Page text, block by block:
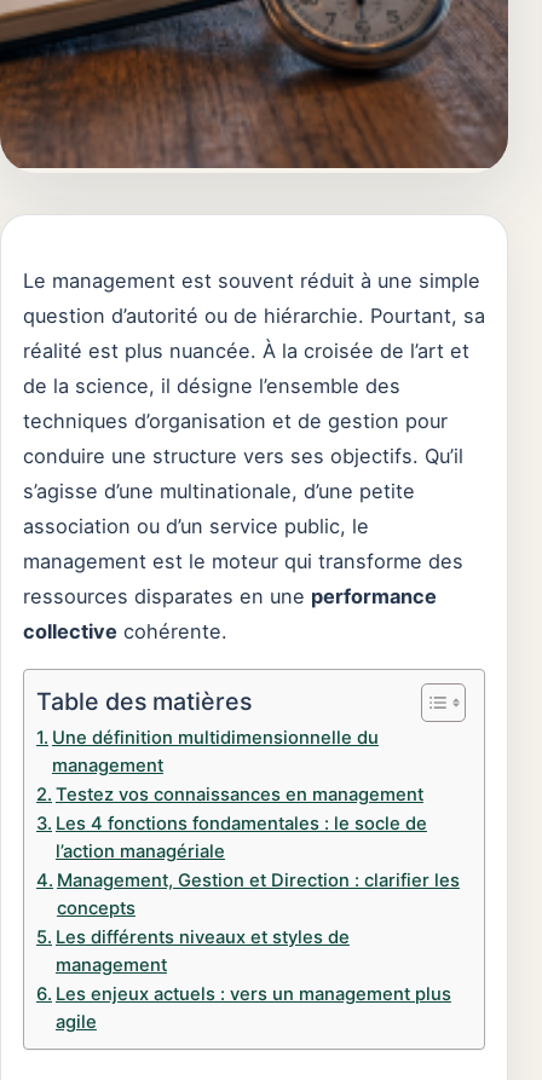
Le management est souvent réduit à une simple
question d’autorité ou de hiérarchie. Pourtant, sa
réalité est plus nuancée. À la croisée de l’art et
de la science, il désigne l’ensemble des
techniques d’organisation et de gestion pour
conduire une structure vers ses objectifs. Qu’il
s’agisse d’une multinationale, d’une petite
association ou d’un service public, le
management est le moteur qui transforme des
ressources disparates en une performance
collective cohérente.
Table des matières
Une définition multidimensionnelle du
management
Testez vos connaissances en management
Les 4 fonctions fondamentales : le socle de
l’action managériale
Management, Gestion et Direction : clarifier les
concepts
Les différents niveaux et styles de
management
Les enjeux actuels : vers un management plus
agile